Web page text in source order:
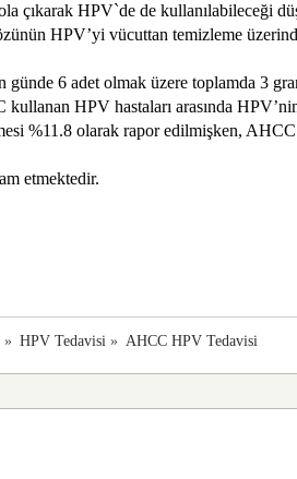
çıkarak HPV`de de kullanılabileceği
HPV’yi vücuttan temizleme
6 adet olmak üzere toplamda 3
kullanan HPV hastaları arasında
%11.8 olarak rapor edilmişken,
etmektedir.
» HPV Tedavisi» AHCC HPV Tedavisi